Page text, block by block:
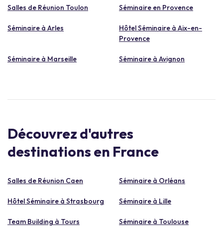
Salles de Réunion Toulon Séminaire en Provence
Séminaire à Arles
Hôtel Séminaire à Aix-en-
Provence
Séminaire à Marseille Séminaire à Avignon
Découvrez d'autres
destinations en France
Salles de Réunion Caen Séminaire à Orléans
Hôtel Séminaire à Strasbourg Séminaire à Lille
Team Building à Tours Séminaire à Toulouse